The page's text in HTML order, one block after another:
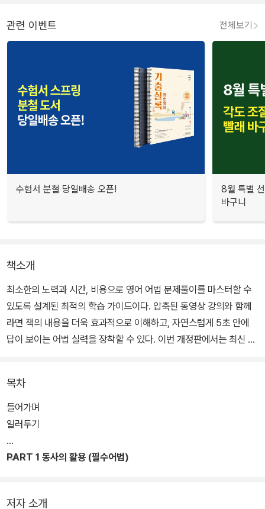
관련 이벤트 전체보기
수험서 분철 당일배송 오픈!
8월 특별
바구니
책소개
최소한의 노력과 시간, 비용으로 영어 어법 문제풀이를 마스터할 수
있도록 설계된 최적의 학습 가이드이다. 압축된 동영상 강의와 함께
라면 책의 내용을 더욱 효과적으로 이해하고, 자연스럽게 5초 안에
답이 보이는 어법 실력을 장착할 수 있다. 이번 개정판에서는 최신 트
목차
들어가며
일러두기
PART 1 동사의 활용 (필수어법)
저자 소개